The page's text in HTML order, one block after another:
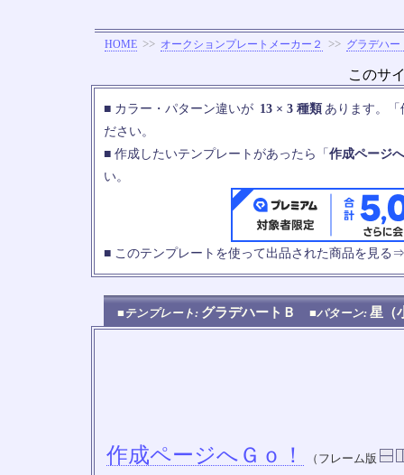
HOME >> オークションプレートメーカー２ >> グラデハー
このサ
■ カラー・パターン違いが 13 × 3 種類 あります。
ださい。
■ 作成したいテンプレートがあったら「 作成ページ
い。
■ このテンプレートを使って出品された商品を見る
■テンプレート: グラデハートＢ ■パターン: 星
作成ページへＧｏ！ （フレーム版